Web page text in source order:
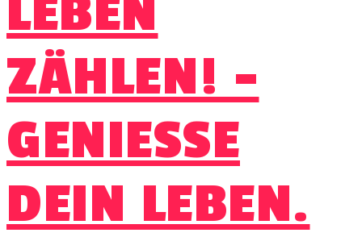
LEBEN
ZÄHLEN! –
GENIESSE D
EIN LEBEN.